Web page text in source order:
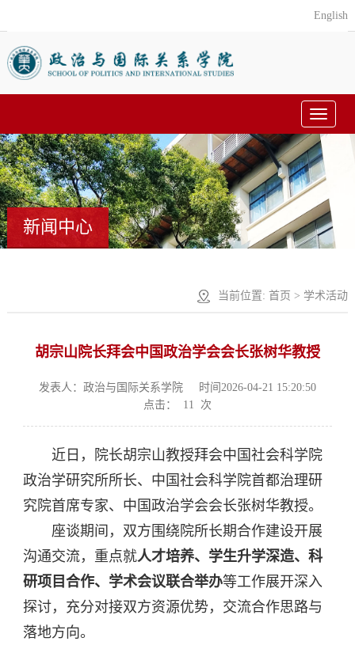
English
Toggle
新闻中心
当前位置:首页 > 学术活动
胡宗山院长拜会中国政治学会会长张树华教授
发表人：政治与国际关系学院
时间2026-04-21 15:20:50
点击：
11 次
近日，院长胡宗山教授拜会中国社会科学院
政治学研究所所长、中国社会科学院首都治理研
究院首席专家、中国政治学会会长张树华教授。
座谈期间，双方围绕院所长期合作建设开展
沟通交流，重点就人才培养、学生升学深造、科
研项目合作、学术会议联合举办等工作展开深入
探讨，充分对接双方资源优势，交流合作思路与
落地方向。